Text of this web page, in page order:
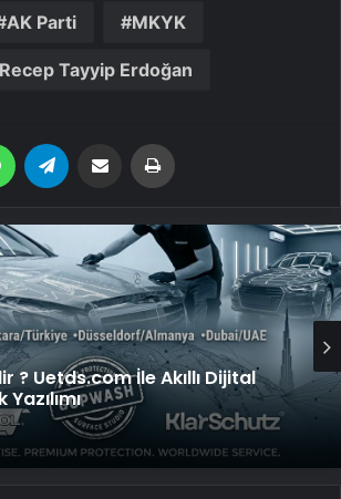
AK Parti MKYK
Recep Tayyip Erdoğan
WhatsApp Email'den paylaş
? Uetds.com İle Akıllı Dijital
Yazılımı